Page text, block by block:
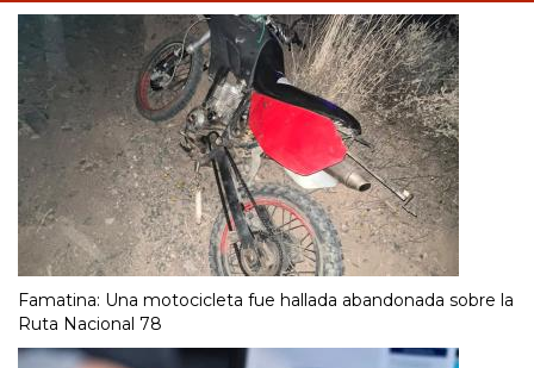
Famatina: Una motocicleta fue hallada abandonada sobre la
Ruta Nacional 78